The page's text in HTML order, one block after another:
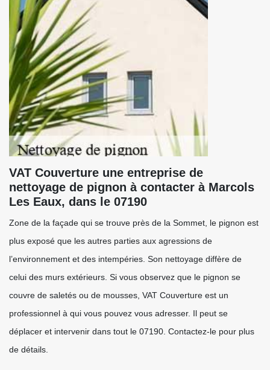
VAT Couverture une entreprise de
nettoyage de pignon à contacter à Marcols
Les Eaux, dans le 07190
Zone de la façade qui se trouve près de la Sommet, le pignon est
plus exposé que les autres parties aux agressions de
l’environnement et des intempéries. Son nettoyage diffère de
celui des murs extérieurs. Si vous observez que le pignon se
couvre de saletés ou de mousses, VAT Couverture est un
professionnel à qui vous pouvez vous adresser. Il peut se
déplacer et intervenir dans tout le 07190. Contactez-le pour plus
de détails.